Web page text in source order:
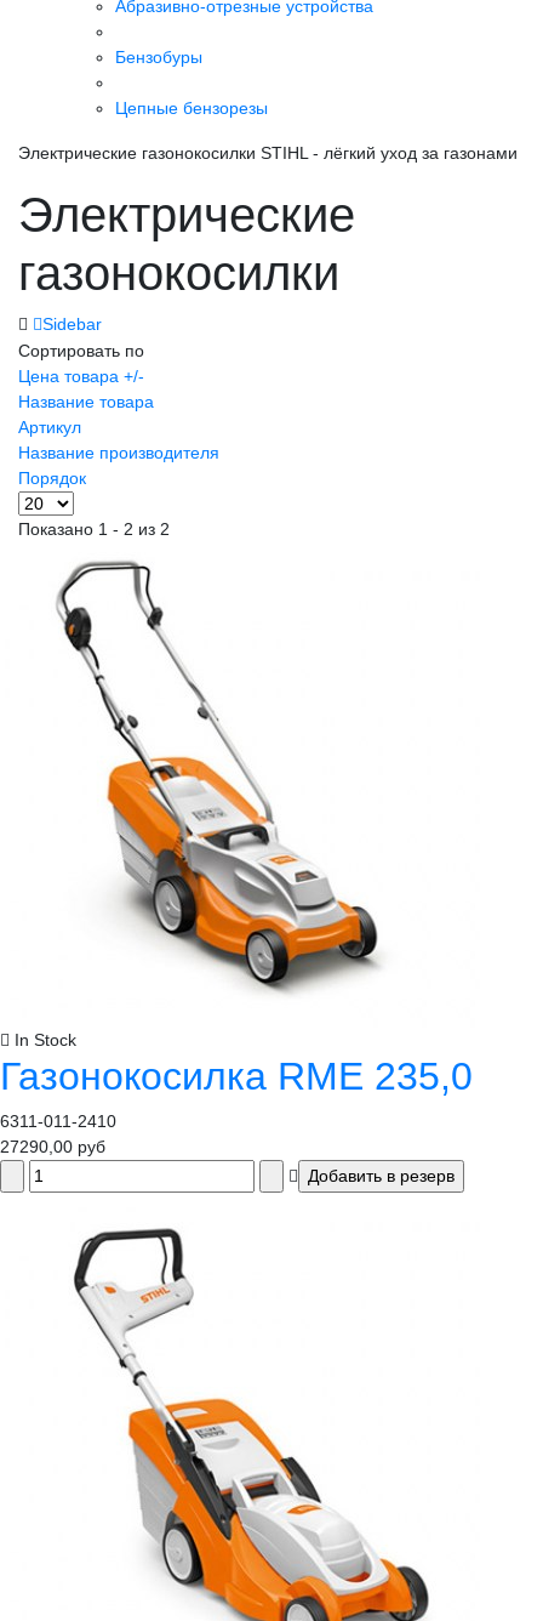
Абразивно-отрезные устройства
Бензобуры
Цепные бензорезы
Электрические газонокосилки STIHL - лёгкий уход за газонами
Электрические
газонокосилки
Sidebar
Сортировать по
Цена товара +/-
Название товара
Артикул
Название производителя
Порядок
Показано 1 - 2 из 2
In Stock
Газонокосилка RME 235,0
6311-011-2410
27290,00 руб